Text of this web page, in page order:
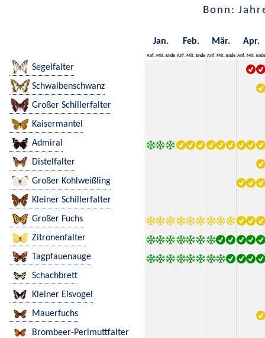
Bonn:
Jan. Feb. Mär. Apr.
Anf. Mit. Ende Anf. Mit. Ende Anf. Mit. Ende Anf. Mit. Ende
Segelfalter
Schwalbenschwanz
Großer Schillerfalter
Kaisermantel
Admiral
Distelfalter
Großer Kohlweißling
Kleiner Schillerfalter
Großer Fuchs
Zitronenfalter
Tagpfauenauge
Schachbrett
Kleiner Eisvogel
Mauerfuchs
Brombeer-Perlmuttfalter